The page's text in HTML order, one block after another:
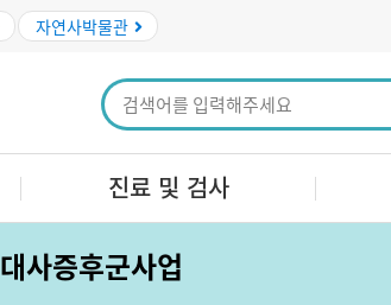
자연사박물관
진료 및 검사
대사증후군사업